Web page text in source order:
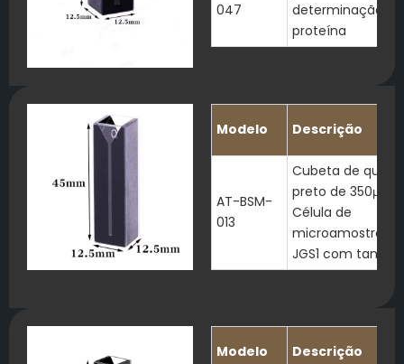
047
determinação de
proteína
Modelo Descrição
AT-BSM-
013
Cubeta de
preto de 350μl
Célula de
microamostra
JGS1 com tampa
Modelo Descrição